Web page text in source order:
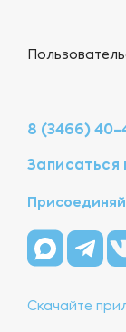
8 (3466)
Записаться
Скачайте